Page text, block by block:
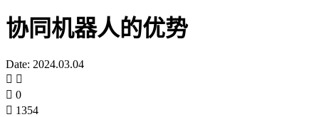
协同机器人的优势
Date: 2024.03.04
0
1354